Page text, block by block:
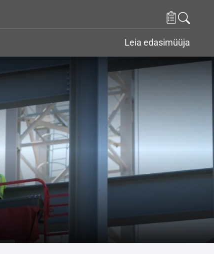
Leia edasimüüja